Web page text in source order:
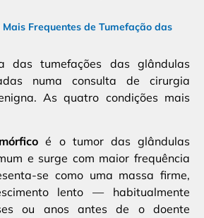
Frequentes de Tumefação das
das tumefações das glândulas
numa consulta de cirurgia
As quatro condições mais
é o tumor das glândulas
e surge com maior frequência
se como uma massa firme,
lento — habitualmente
ou anos antes de o doente